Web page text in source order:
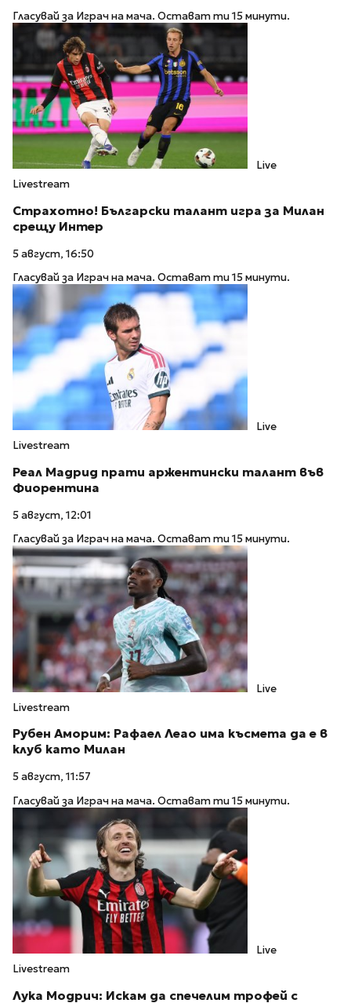
Гласувай за Играч на мача. Остават ти 15 минути.
Live
Livestream
Страхотно! Български талант игра за Милан
срещу Интер
5 август, 16:50
Гласувай за Играч на мача. Остават ти 15 минути.
Live
Livestream
Реал Мадрид прати аржентински талант във
Фиорентина
5 август, 12:01
Гласувай за Играч на мача. Остават ти 15 минути.
Live
Livestream
Рубен Аморим: Рафаел Леао има късмета да е в
клуб като Милан
5 август, 11:57
Гласувай за Играч на мача. Остават ти 15 минути.
Live
Livestream
Лука Модрич: Искам да спечелим трофей с